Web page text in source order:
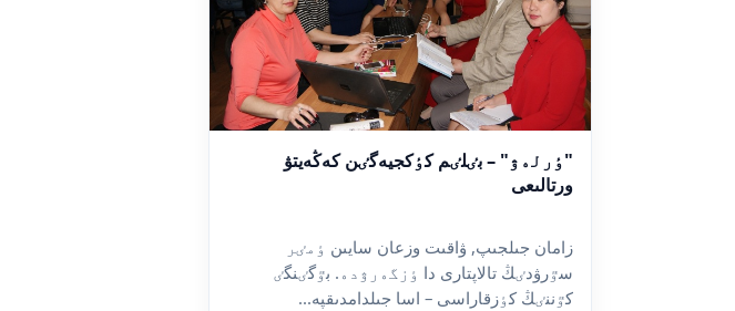
"ٶرلەۋ" – بٸلٸم كٶكجيەگٸن كەڭەيتۋ
ورتالىعى
زامان جىلجىپ, ۋاقىت وزعان سايىن ٶمٸر
سٷرۋدٸڭ تالاپتارى دا ٶزگەرۋدە. بٷگٸنگٸ
كٷننٸڭ كٶزقاراسى – اسا جىلدامدىقپە...